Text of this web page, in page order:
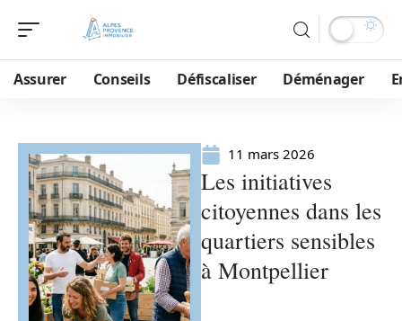
Assurer Conseils Défiscaliser Déménager
11 mars 2026
Les initiatives
citoyennes dans les
quartiers sensibles
à Montpellier